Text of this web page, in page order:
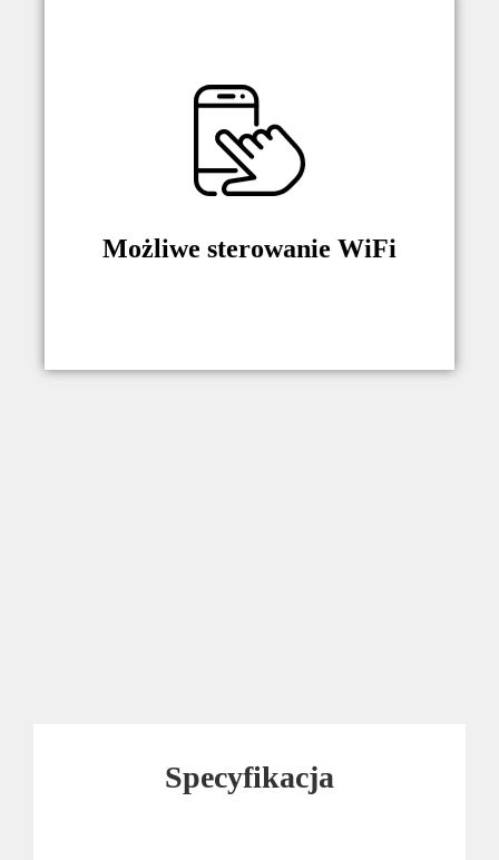
Możliwe sterowanie WiFi
Możliwość sparowania z systemami
Smart Home z wykorzystaniem
Specyfikacja